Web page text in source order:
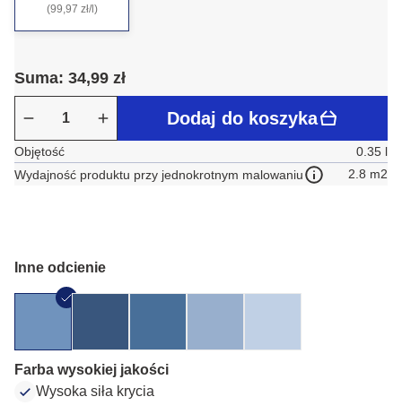
(99,97 zł/l)
Suma: 34,99 zł
Dodaj do koszyka
Objętość
0.35 l
Wydajność produktu przy jednokrotnym malowaniu
2.8 m2
Inne odcienie
Farba wysokiej jakości
Wysoka siła krycia